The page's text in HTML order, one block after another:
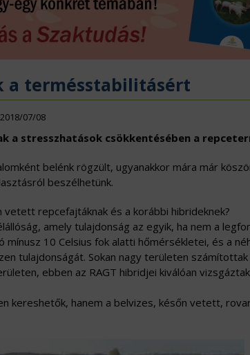
NÖVÉNYTERMESZTÉS
NÖVÉNYVÉDELEM
VIDÉKFEJLESZTÉS
a termésstabilitásért
07/08
a stresszhatások csökkentésében a
belénk rögzült, ugyanakkor mára már
beszélhetünk.
repcefajtáknak és a korábbi hibrideknek?
amely tulajdonság az egyik, ha nem a
10 Celsius fok alatti hőmérsékletei, és a
tulajdonságát. Sokan nagy területen számítottak
ebben az RAGT hibridjei kiválóan
kereshetők, hanem a belvizes, későn vetett,